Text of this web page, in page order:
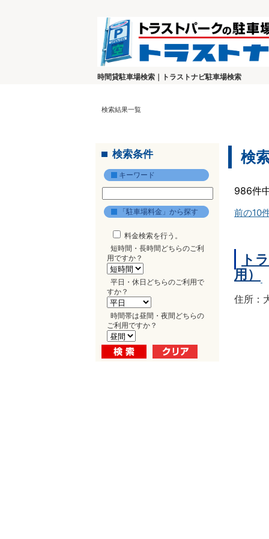
時間貸駐車場検索｜トラストナビ駐車場検索
検索結果一覧
検索条件
キーワード
「駐車場料金」から探す
料金検索を行う。
短時間・長時間どちらのご利
用ですか？
平日・休日どちらのご利用で
すか？
時間帯は昼間・夜間どちらの
ご利用ですか？
検
986件
前の10
ト
用）
住所：